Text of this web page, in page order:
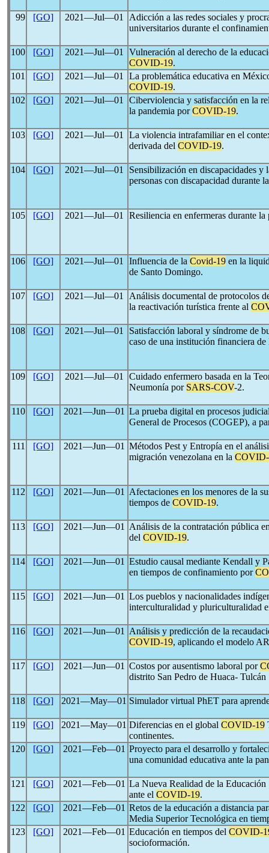
99 [GO] 2021―Jul―01
Adicción a las redes sociales y
universitarios durante el
100 [GO] 2021―Jul―01
Vulneración al derecho de la
COVID-19.
101
[GO] 2021―Jul―01
La problemática educativa en
COVID-19.
102
[GO] 2021―Jul―01
Ciberviolencia y satisfacción en la
la pandemia porCOVID-19.
103 [GO] 2021―Jul―01
La violencia intrafamiliar en el
derivada del COVID-19.
104 [GO] 2021―Jul―01
Sensibilización en discapacidades y
personas con discapacidad durante
105 [GO] 2021―Jul―01 Resiliencia en enfermeras durante
106 [GO] 2021―Jul―01 Influencia de la Covid-19 en la
de Santo Domingo.
107 [GO] 2021―Jul―01
Análisis documental de protocolos
la reactivación turística frente al
108 [GO] 2021―Jul―01
Satisfacción laboral y síndrome de
caso de una institución financiera
109 [GO] 2021―Jul―01
Cuidado enfermero basada en la
Neumonía por SARS-COV-2.
110 [GO] 2021―Jun―01 La prueba digital en procesos
General de Procesos (COGEP), a
111 [GO] 2021―Jun―01 Métodos Pest y Entropía en el
migración venezolana en la
112 [GO] 2021―Jun―01
Afectaciones en los menores de la
tiempos de COVID-19.
113 [GO] 2021―Jun―01
Análisis de la contratación pública
del COVID-19.
114 [GO] 2021―Jun―01 Estudio causal mediante Kendall y
en tiempos de confinamiento por
115 [GO] 2021―Jun―01 Los pueblos y nacionalidades
interculturalidad y pluriculturalidad
116 [GO] 2021―Jun―01
Análisis y predicción de la
COVID-19, aplicando el modelo
117 [GO] 2021―Jun―01 Costos por ausentismo laboral por
distrito San Pedro de Huaca- Tulcán
118 [GO] 2021―May―01 Simulador virtual PhET para
119 [GO] 2021―May―01 Diferencias en el global COVID-19
continentes.
120
[GO] 2021―Feb―01 Proyecto para el desarrollo y
una comunidad educativa ante la
121 [GO] 2021―Feb―01 La Nueva Realidad de la
ante el COVID-19.
122
[GO] 2021―Feb―01 Retos de la educación a distancia
Media Superior Tecnológica en
123
[GO] 2021―Feb―01 Educación en tiempos del COVID-
socioformación.